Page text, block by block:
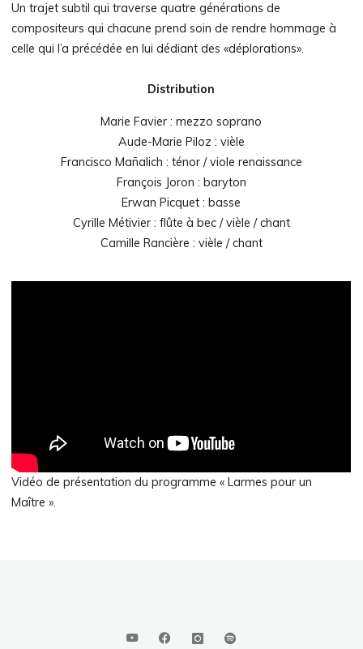
Un trajet subtil qui traverse quatre générations de
compositeurs qui chacune prend soin de rendre hommage à
celle qui l’a précédée en lui dédiant des «déplorations».​​​​​​​​​​​​​​​​
Distribution
Marie Favier : mezzo soprano
Aude-Marie Piloz : vièle
Francisco Mañalich : ténor / viole renaissance
François Joron : baryton
Erwan Picquet : basse
Cyrille Métivier : flûte à bec / vièle / chant
Camille Rancière : vièle / chant
Vidéo de présentation du programme « Larmes pour un
Maître ».